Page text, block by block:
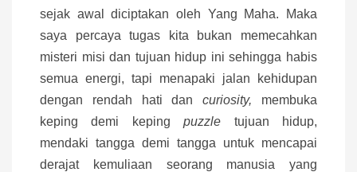
sejak awal diciptakan oleh Yang Maha. Maka
saya percaya tugas kita bukan memecahkan
misteri misi dan tujuan hidup ini sehingga habis
semua energi, tapi menapaki jalan kehidupan
dengan rendah hati dancuriosity, membuka
keping demi kepingpuzzle tujuan hidup,
mendaki tangga demi tangga untuk mencapai
derajat kemuliaan seorang manusia yang